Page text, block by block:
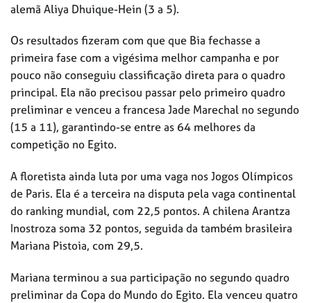
alemã Aliya Dhuique-Hein (3 a 5).
Os resultados fizeram com que que Bia fechasse a
primeira fase com a vigésima melhor campanha e por
pouco não conseguiu classificação direta para o quadro
principal. Ela não precisou passar pelo primeiro quadro
preliminar e venceu a francesa Jade Marechal no segundo
(15 a 11), garantindo-se entre as 64 melhores da
competição no Egito.
A floretista ainda luta por uma vaga nos Jogos Olímpicos
de Paris. Ela é a terceira na disputa pela vaga continental
do ranking mundial, com 22,5 pontos. A chilena Arantza
Inostroza soma 32 pontos, seguida da também brasileira
Mariana Pistoia, com 29,5.
Mariana terminou a sua participação no segundo quadro
preliminar da Copa do Mundo do Egito. Ela venceu quatro